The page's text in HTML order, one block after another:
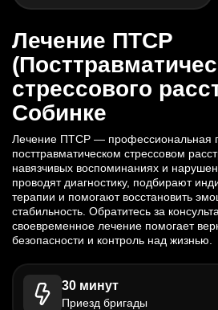
Лечение ПТСР
стрессового
Собинке
Лечение ПТСР — профессиональная
посттравматическом стрессовом
навязчивых воспоминаниях и
проводят диагностику, подбирают
терапии и помогают восстановить
стабильность. Обратитесь за
своевременное лечение помогает
безопасности и контроль над жизнью.
30 минут
Приезд бригады